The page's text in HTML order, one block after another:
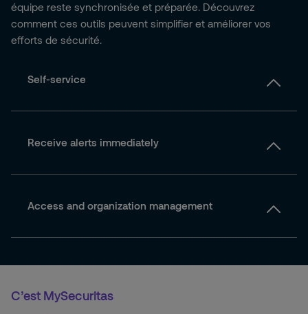
équipe reste synchronisée et préparée. Découvrez
comment ces outils peuvent simplifier et améliorer vos
efforts de sécurité.
Self-service
Receive alerts immediately
Access and organization management
C’est MySecuritas